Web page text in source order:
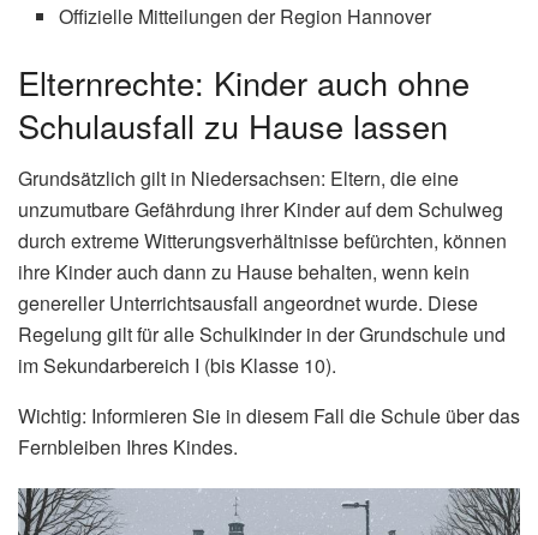
Offizielle Mitteilungen der Region Hannover
Elternrechte: Kinder auch ohne
Schulausfall zu Hause lassen
Grundsätzlich gilt in Niedersachsen: Eltern, die eine
unzumutbare Gefährdung ihrer Kinder auf dem Schulweg
durch extreme Witterungsverhältnisse befürchten, können
ihre Kinder auch dann zu Hause behalten, wenn kein
genereller Unterrichtsausfall angeordnet wurde. Diese
Regelung gilt für alle Schulkinder in der Grundschule und
im Sekundarbereich I (bis Klasse 10).
Wichtig: Informieren Sie in diesem Fall die Schule über das
Fernbleiben Ihres Kindes.